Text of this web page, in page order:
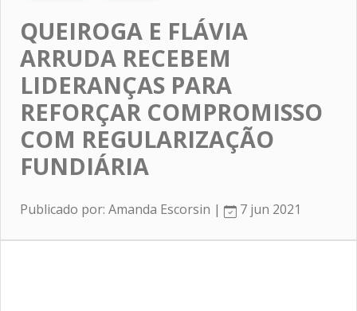
QUEIROGA E FLÁVIA
ARRUDA RECEBEM
LIDERANÇAS PARA
REFORÇAR COMPROMISSO
COM REGULARIZAÇÃO
FUNDIÁRIA
Publicado por: Amanda Escorsin | 7 jun 2021